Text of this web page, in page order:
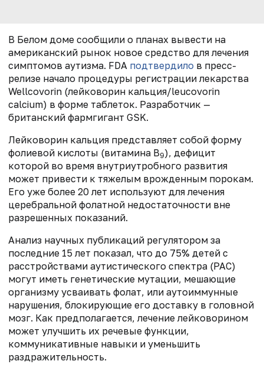
В Белом доме сообщили о планах вывести на
американский рынок новое средство для лечения
симптомов аутизма. FDA подтвердило в пресс-
релизе начало процедуры регистрации лекарства
Wellcovorin (лейковорин кальция/leucovorin
calcium) в форме таблеток. Разработчик —
британский фармгигант GSK.
Лейковорин кальция представляет собой форму
фолиевой кислоты (витамина B9), дефицит
которой во время внутриутробного развития
может привести к тяжелым врожденным порокам.
Его уже более 20 лет используют для лечения
церебральной фолатной недостаточности вне
разрешенных показаний.
Анализ научных публикаций регулятором за
последние 15 лет показал, что до 75% детей с
расстройствами аутистического спектра (РАС)
могут иметь генетические мутации, мешающие
организму усваивать фолат, или аутоиммунные
нарушения, блокирующие его доставку в головной
мозг. Как предполагается, лечение лейковорином
может улучшить их речевые функции,
коммуникативные навыки и уменьшить
раздражительность.